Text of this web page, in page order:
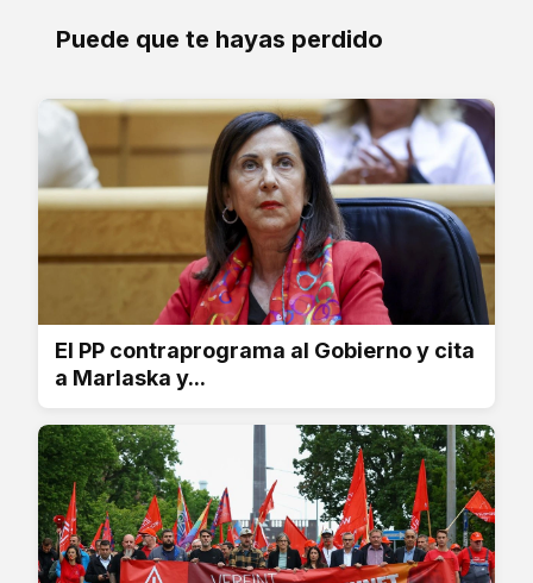
Puede que te hayas perdido
El PP contraprograma al Gobierno y cita
a Marlaska y...